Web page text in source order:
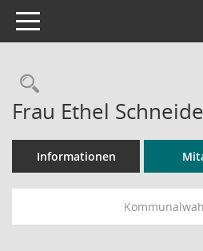
Toggle navigation
Rechercheauswahl
Frau Ethel
Informationen